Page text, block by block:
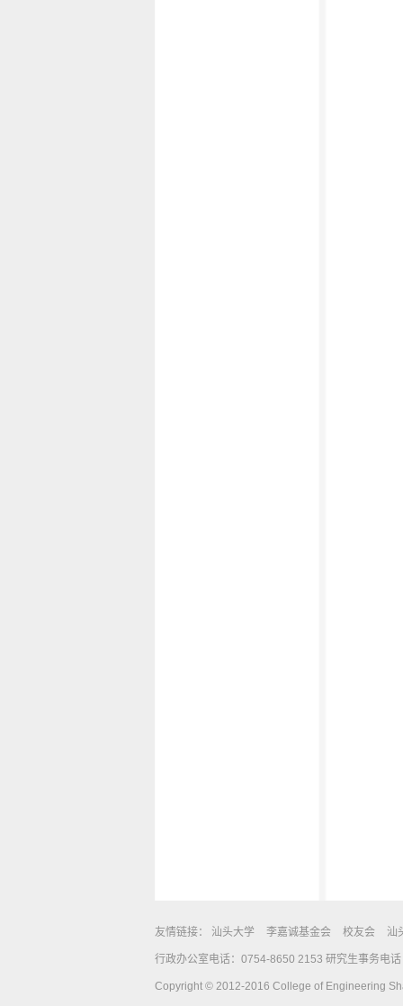
友情链接： 汕头大学 李嘉诚基金会 校友会 汕
行政办公室电话：0754-8650 2153 研究生事务电
Copyright © 2012-2016 College of Engineering